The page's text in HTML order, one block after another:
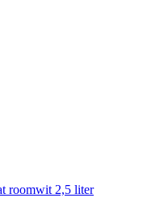
roomwit 2,5 liter